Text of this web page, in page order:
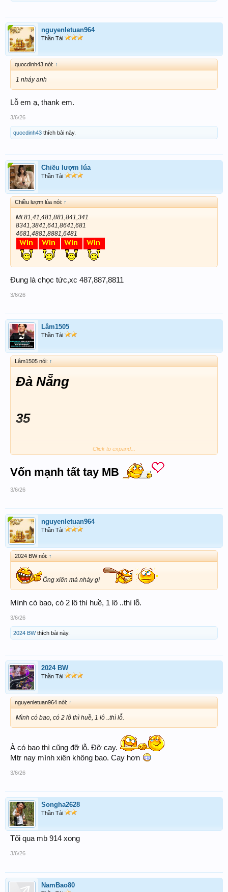
nguyenletuan964
Thần Tài
quocdinh43 nói: ↑
1 nháy anh
Lỗ em ạ, thank em.
3/6/26
quocdinh43 thích bài này.
Chiều lượm lúa
Thần Tài
Chiều lượm lúa nói: ↑
Mt:81,41,481,881,841,341
8341,3841,641,8641,681
4681,4881,8881,6481
Đung là chọc tức,xc 487,887,8811
3/6/26
Lâm1505
Thần Tài
Lâm1505 nói: ↑
Đà Nẵng
35
435
2435
Click to expand...
Vốn mạnh tất tay MB
3/6/26
nguyenletuan964
Thần Tài
2024 BW nói: ↑
Ổng xiên mà nháy gì
Mình có bao, có 2 lô thì huề, 1 lô ..thì lỗ.
3/6/26
2024 BWthích bài này.
2024 BW
Thần Tài
nguyenletuan964 nói: ↑
Mình có bao, có 2 lô thì huề, 1 lô ..thì lỗ.
À có bao thì cũng đỡ lỗ. Đỡ cay.
Mtr nay mình xiên không bao. Cay hơn
3/6/26
Songha2628
Thần Tài
Tối qua mb 914 xong
3/6/26
NamBao80